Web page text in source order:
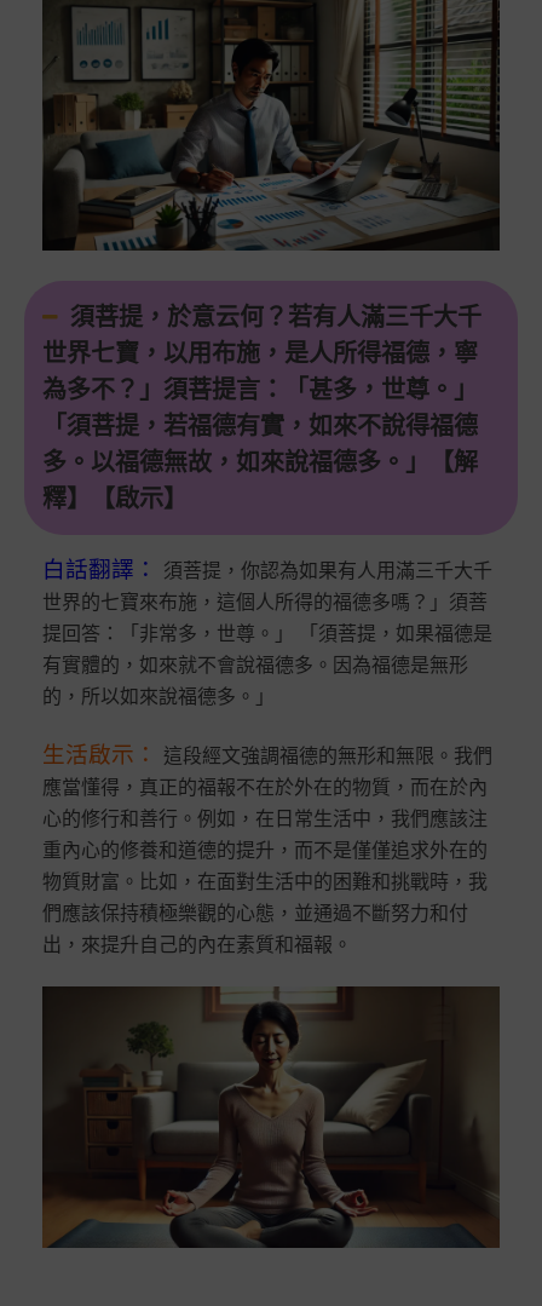
須菩提，於意云何？若有人滿三千大千
世界七寶，以用布施，是人所得福德，寧
為多不？」須菩提言：「甚多，世尊。」
「須菩提，若福德有實，如來不說得福德
多。以福德無故，如來說福德多。」【解
釋】【啟示】
白話翻譯 ：
須菩提，你認為如果有人用滿三千大千
世界的七寶來布施，這個人所得的福德多嗎？」須菩
提回答：「非常多，世尊。」 「須菩提，如果福德是
有實體的，如來就不會說福德多。因為福德是無形
的，所以如來說福德多。」
生活啟示 ：
這段經文強調福德的無形和無限。我們
應當懂得，真正的福報不在於外在的物質，而在於內
心的修行和善行。例如，在日常生活中，我們應該注
重內心的修養和道德的提升，而不是僅僅追求外在的
物質財富。比如，在面對生活中的困難和挑戰時，我
們應該保持積極樂觀的心態，並通過不斷努力和付
出，來提升自己的內在素質和福報。